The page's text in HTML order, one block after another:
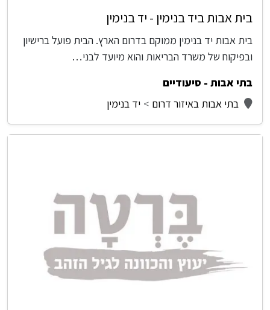
בית אבות ביד בנימין - יד בנימין
בית אבות יד בנימין ממוקם בדרום הארץ. הבית פועל ברישיון
ובפיקוח של משרד הבריאות והוא מיועד לבני…
בתי אבות - סיעודיים
בתי אבות באיזור דרום
יד בנימין